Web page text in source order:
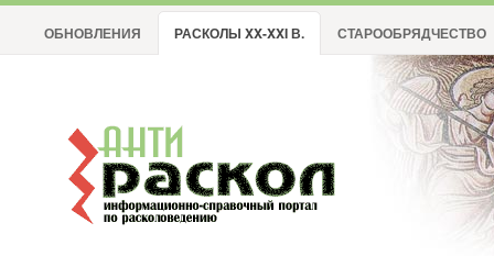
ОБНОВЛЕНИЯ РАСКОЛЫ XX-XXI В. СТАРООБРЯДЧЕСТВО